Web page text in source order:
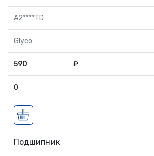
A2****TD
Glyco
590 ₽
0
Подшипник